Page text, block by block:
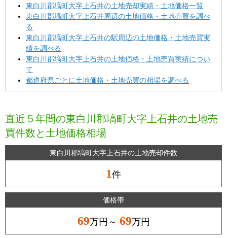
東白川郡塙町大字上石井の土地売却実績・土地価格一覧
東白川郡塙町大字上石井周辺の土地価格・土地売買を調べ
る
東白川郡塙町大字上石井の駅周辺の土地価格・土地売買実
績を調べる
東白川郡塙町大字上石井の土地価格・土地売買実績につい
て
都道府県ごとに土地価格・土地売買の相場を調べる
直近５年間の東白川郡塙町大字上石井の土地売
買件数と土地価格相場
東白川郡塙町大字上石井の土地売却件数
1件
価格帯
69万円～ 69万円